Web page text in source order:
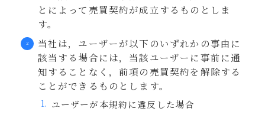
とによって売買契約が成立するものとしま
す。
当社は，ユーザーが以下のいずれかの事由に
該当する場合には，当該ユーザーに事前に通
知することなく，前項の売買契約を解除する
ことができるものとします。
ユーザーが本規約に違反した場合